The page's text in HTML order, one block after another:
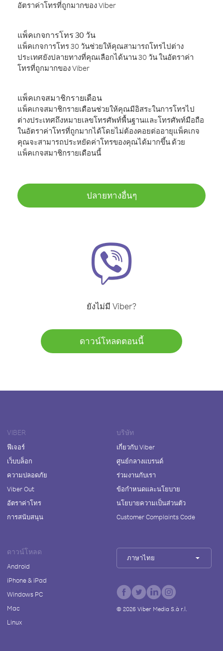
อัตราค่าโทรที่ถูกมากของ Viber
แพ็คเกจการโทร 30 วัน
แพ็คเกจการโทร 30 วันช่วยให้คุณสามารถโทรไปต่าง
ประเทศยังปลายทางที่คุณเลือกได้นาน 30 วัน ในอัตราค่า
โทรที่ถูกมากของ Viber
แพ็คเกจสมาชิกรายเดือน
แพ็คเกจสมาชิกรายเดือนช่วยให้คุณมีอิสระในการโทรไป
ต่างประเทศถึงหมายเลขโทรศัพท์พื้นฐานและโทรศัพท์มือถือ
ในอัตราค่าโทรที่ถูกมากได้โดยไม่ต้องคอยต่ออายุแพ็คเกจ
คุณจะสามารถประหยัดค่าโทรของคุณได้มากขึ้น ด้วย
แพ็คเกจสมาชิกรายเดือนนี้
ปลายทางอื่นๆ
ยังไม่มี Viber?
ดาวน์โหลดตอนนี้
VIBER
ฟีเจอร์
เว็บบล็อก
ความปลอดภัย
Viber Out
อัตราค่าโทร
การสนับสนุน
บริษัท
เกี่ยวกับ Viber
ศูนย์กลางแบรนด์
ร่วมงานกับเรา
ข้อกำหนดและนโยบาย
นโยบายความเป็นส่วนตัว
Customer Complaints Code
ดาวน์โหลด
Android
iPhone & iPad
Windows PC
Mac
Linux
ภาษาไทย
© 2026Viber Media S.à r.l.